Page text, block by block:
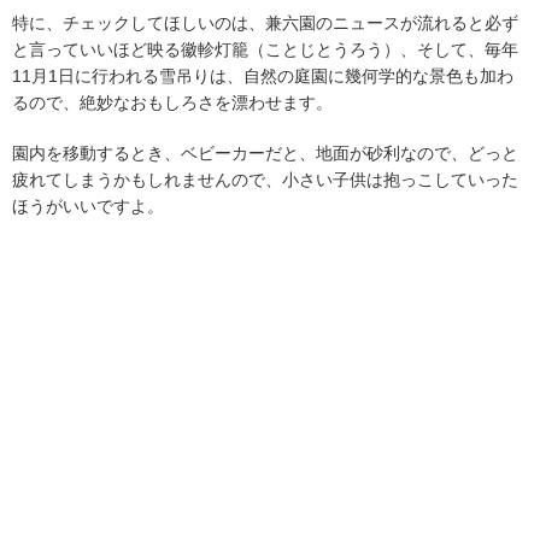
特に、チェックしてほしいのは、兼六園のニュースが流れると必ず
と言っていいほど映る徽軫灯籠（ことじとうろう）、そして、毎年
11月1日に行われる雪吊りは、自然の庭園に幾何学的な景色も加わ
るので、絶妙なおもしろさを漂わせます。
園内を移動するとき、ベビーカーだと、地面が砂利なので、どっと
疲れてしまうかもしれませんので、小さい子供は抱っこしていった
ほうがいいですよ。